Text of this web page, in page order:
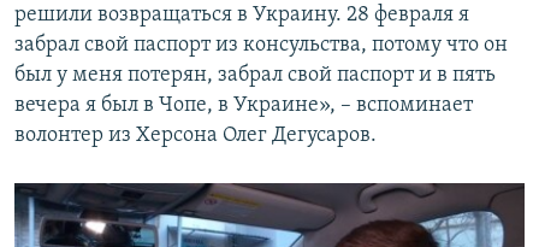
решили возвращаться в Украину. 28 февраля я
забрал свой паспорт из консульства, потому что он
был у меня потерян, забрал свой паспорт и в пять
вечера я был в Чопе, в Украине», – вспоминает
волонтер из Херсона Олег Дегусаров.